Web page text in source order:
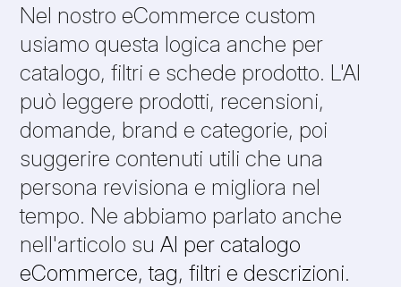
Nel nostro eCommerce custom
usiamo questa logica anche per
catalogo, filtri e schede prodotto. L'AI
può leggere prodotti, recensioni,
domande, brand e categorie, poi
suggerire contenuti utili che una
persona revisiona e migliora nel
tempo. Ne abbiamo parlato anche
nell'articolo suAI per catalogo
eCommerce, tag, filtri e descrizioni.